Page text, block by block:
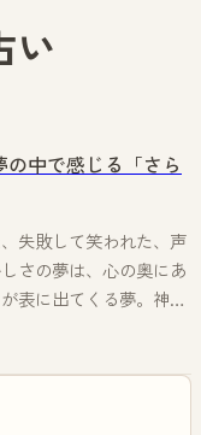
い
中で感じる「さら
失敗して笑われた、声
さの夢は、心の奥にあ
表に出てくる夢。神崎
にする。